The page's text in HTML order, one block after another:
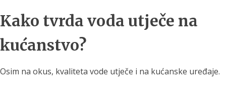
Kako tvrda voda utječe na
kućanstvo?
Osim na okus, kvaliteta vode utječe i na kućanske uređaje.